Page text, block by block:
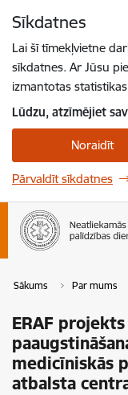
Sīkdatnes
Lai šī tīmekļvietne
sīkdatnes. Ar Jūsu
izmantotas
Lūdzu, atzīmējiet
Noraidīt
Pārvaldīt sīkdatnes
Sākums Par mums
ERAF
medicīniskās
atbalsta